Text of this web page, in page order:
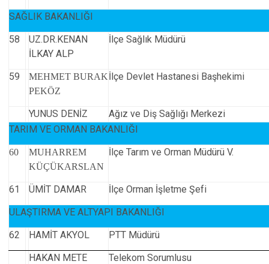
SAĞLIK BAKANLIĞI
58
UZ.DR.KENAN
İLKAY ALP
İlçe Sağlık Müdürü
59
MEHMET BURAK
PEKÖZ
İlçe Devlet Hastanesi Başhekimi
YUNUS DENİZ
Ağız ve Diş Sağlığı Merkezi
TARIM VE ORMAN BAKANLIĞI
60
MUHARREM
KÜÇÜKARSLAN
İlçe Tarım ve Orman Müdürü V.
61 ÜMİT DAMAR
İlçe Orman İşletme Şefi
ULAŞTIRMA VE ALTYAPI BAKANLIĞI
62
HAMİT AKYOL
PTT
HAKAN METE
Telekom Sorumlusu